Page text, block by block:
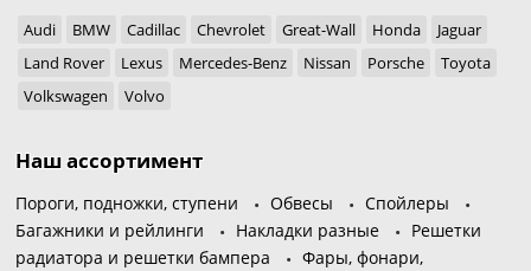
Audi BMW Cadillac Chevrolet Great-Wall Honda
Jaguar
Land Rover
Lexus Mercedes-Benz Nissan Porsche
Toyota
Volkswagen
Volvo
Наш ассортимент
Пороги, подножки, ступени Обвесы
Спойлеры
Багажники и рейлинги
Накладки разные
Решетки
радиатора и решетки бампера
Фары, фонари,